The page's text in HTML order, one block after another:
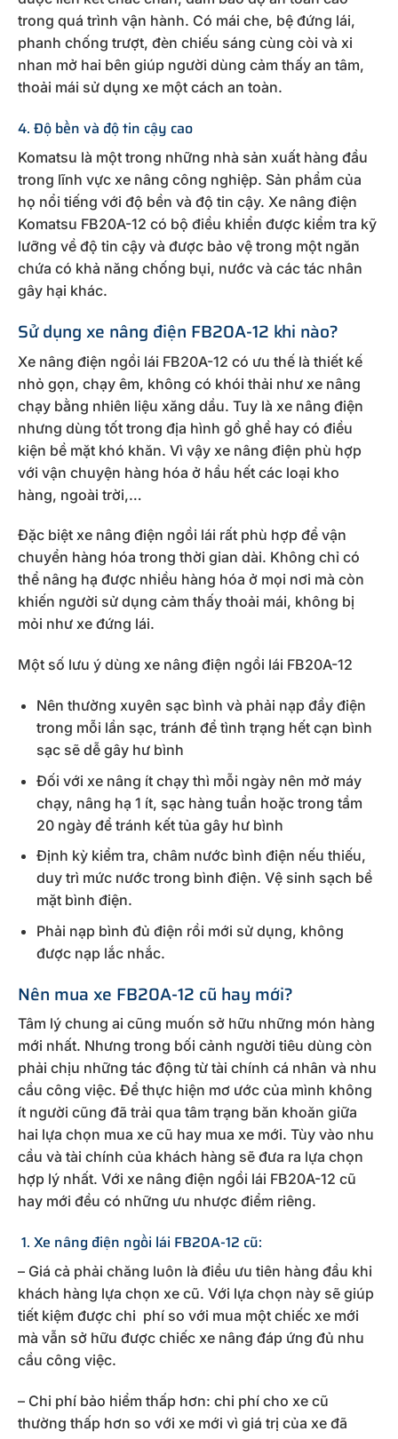
trong quá trình vận hành. Có mái che, bệ đứng lái,
phanh chống trượt, đèn chiếu sáng cùng còi và xi
nhan mở hai bên giúp người dùng cảm thấy an tâm,
thoải mái sử dụng xe một cách an toàn.
4. Độ bền và độ tin cậy cao
Komatsu là một trong những nhà sản xuất hàng đầu
trong lĩnh vực xe nâng công nghiệp. Sản phẩm của
họ nổi tiếng với độ bền và độ tin cậy. Xe nâng điện
Komatsu FB20A-12 có bộ điều khiển được kiểm tra kỹ
lưỡng về độ tin cậy và được bảo vệ trong một ngăn
chứa có khả năng chống bụi, nước và các tác nhân
gây hại khác.
Sử dụng xe nâng điện FB20A-12 khi nào?
Xe nâng điện ngồi lái FB20A-12 có ưu thế là thiết kế
nhỏ gọn, chạy êm, không có khói thải như xe nâng
chạy bằng nhiên liệu xăng dầu. Tuy là xe nâng điện
nhưng dùng tốt trong địa hình gồ ghề hay có điều
kiện bề mặt khó khăn. Vì vậy xe nâng điện phù hợp
với vận chuyện hàng hóa ở hầu hết các loại kho
hàng, ngoài trời,…
Đặc biệt xe nâng điện ngồi lái rất phù hợp để vận
chuyển hàng hóa trong thời gian dài. Không chỉ có
thể nâng hạ được nhiều hàng hóa ở mọi nơi mà còn
khiến người sử dụng cảm thấy thoải mái, không bị
mỏi như xe đứng lái.
Một số lưu ý dùng xe nâng điện ngồi lái FB20A-12
Nên thường xuyên sạc bình và phải nạp đầy điện
trong mỗi lần sạc, tránh để tình trạng hết cạn bình
sạc sẽ dễ gây hư bình
Đối với xe nâng ít chạy thì mỗi ngày nên mở máy
chạy, nâng hạ 1 ít, sạc hàng tuần hoặc trong tầm
20 ngày để tránh kết tủa gây hư bình
Định kỳ kiểm tra, châm nước bình điện nếu thiếu,
duy trì mức nước trong bình điện. Vệ sinh sạch bề
mặt bình điện.
Phải nạp bình đủ điện rồi mới sử dụng, không
được nạp lắc nhắc.
Nên mua xe FB20A-12 cũ hay mới?
Tâm lý chung ai cũng muốn sở hữu những món hàng
mới nhất. Nhưng trong bối cảnh người tiêu dùng còn
phải chịu những tác động từ tài chính cá nhân và nhu
cầu công việc. Để thực hiện mơ ước của mình không
ít người cũng đã trải qua tâm trạng băn khoăn giữa
hai lựa chọn mua xe cũ hay mua xe mới. Tùy vào nhu
cầu và tài chính của khách hàng sẽ đưa ra lựa chọn
hợp lý nhất. Với xe nâng điện ngồi lái FB20A-12 cũ
hay mới đều có những ưu nhược điểm riêng.
1. Xe nâng điện ngồi lái FB20A-12 cũ:
– Giá cả phải chăng luôn là điều ưu tiên hàng đầu khi
khách hàng lựa chọn xe cũ. Với lựa chọn này sẽ giúp
tiết kiệm được chi phí so với mua một chiếc xe mới
mà vẫn sở hữu được chiếc xe nâng đáp ứng đủ nhu
cầu công việc.
– Chi phí bảo hiểm thấp hơn: chi phí cho xe cũ
thường thấp hơn so với xe mới vì giá trị của xe đã